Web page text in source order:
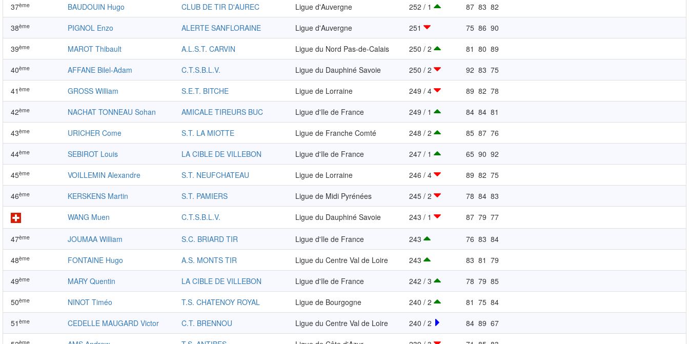
37ème BAUDOUIN Hugo CLUB DE TIR D'AUREC Ligue d'Auvergne 252 / 1 87 83 82
38ème PIGNOL Enzo ALERTE SANFLORAINE Ligue d'Auvergne 251 75 86 90
39ème MAROT Thibault A.L.S.T. CARVIN Ligue du Nord Pas-de-Calais 250 / 2 81 80 89
40ème AFFANE Bilel-Adam C.T.S.B.L.V. Ligue du Dauphiné Savoie 250 / 2 92 83 75
41 ème GROSS William S.E.T. BITCHE Ligue de Lorraine 249 / 4 89 82 78
42ème NACHAT TONNEAU Sohan AMICALE TIREURS BUC Ligue d'Ile de France 249 / 1 84 84 81
43ème URICHER Come S.T. LA MIOTTE Ligue de Franche Comté 248 / 2 85 87 76
44ème SEBIROT Louis LA CIBLE DE VILLEBON Ligue d'Ile de France 247 / 1 65 90 92
45ème VOILLEMIN Alexandre S.T. NEUFCHATEAU Ligue de Lorraine 246 / 4 89 82 75
46ème KERSKENS Martin S.T. PAMIERS Ligue de Midi Pyrénées 245 / 2 78 84 83
WANG Muen C.T.S.B.L.V. Ligue du Dauphiné Savoie 243 / 1 87 79 77
47ème JOUMAA William S.C. BRIARD TIR Ligue d'Ile de France 243 76 83 84
48ème FONTAINE Hugo A.S. MONTS TIR Ligue du Centre Val de Loire 243 83 81 79
49ème MARY Quentin LA CIBLE DE VILLEBON Ligue d'Ile de France 242 / 3 78 79 85
50ème NINOT Timéo T.S. CHATENOY ROYAL Ligue de Bourgogne 240 / 2 81 75 84
51 ème CEDELLE MAUGARD Victor C.T. BRENNOU Ligue du Centre Val de Loire 240 / 2 84 89 67
ème